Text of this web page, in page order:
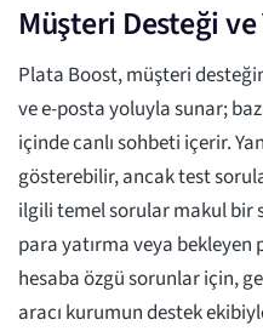
Müşteri Desteği ve
Plata Boost, müşteri
ve e-posta yoluyla sunar;
içinde canlı sohbeti içerir.
gösterebilir, ancak test
ilgili temel sorular makul bir
para yatırma veya
hesaba özgü sorunlar için,
aracı kurumun destek